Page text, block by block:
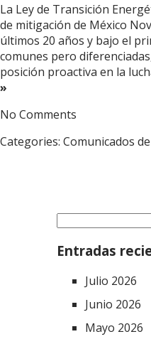
La Ley de Transición
de mitigación de México
últimos 20 años y bajo el
comunes pero
posición proactiva en la
»
No Comments
Categories: Comunicados
Buscar:
Entradas
Julio 2026
Junio 2026
Mayo 2026